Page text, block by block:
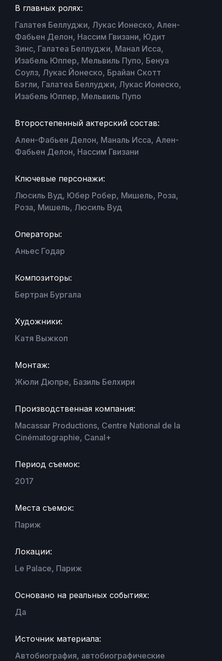
В главных ролях:
Галатея Беллуджи, Лукас Ионеско, Ален-
Фабьен Делон, Нассим Гвизани, Юдит
Зинс, Галатеа Беллуджи, Манал Исса,
Изабель Юппер, Мельвиль Пупо, Бенуа
Соулз, Лукас Йонеско, Брайан Скотт
Бэгли, Галатеа Беллуджи, Лукас Ионеско,
Изабель Юппер, Мельвиль Пупо
Второстепенный актерский состав:
Ален-Фабьен Делон, Маналь Исса, Ален-
Фабьен Делон, Нассим Гвизани
Ключевые персонажи:
Люсиль Вуд, Юбер Робер, Мишель, Роза,
Роза, Мишель, Люсиль Вуд
Операторы:
Аньес Годар
Композиторы:
Бертран Бургала
Художники:
Катя Выжкоп
Монтаж:
Жюли Дюпре, Базиль Белхири
Производственная компания:
Macassar Productions, Centre National de la
Cinématographie, Canal+
Период съемок:
2017
Места съемок:
Париж
Локации:
Le Palace, Париж
Основано на реальных событиях:
Да
Источник материала:
Автобиография, автобиографические